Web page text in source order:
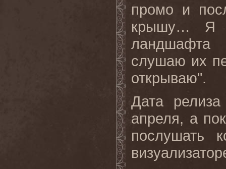
промо и
крышу… Я
ландшафта
слушаю их
открываю".
Дата
апреля, а
послушать